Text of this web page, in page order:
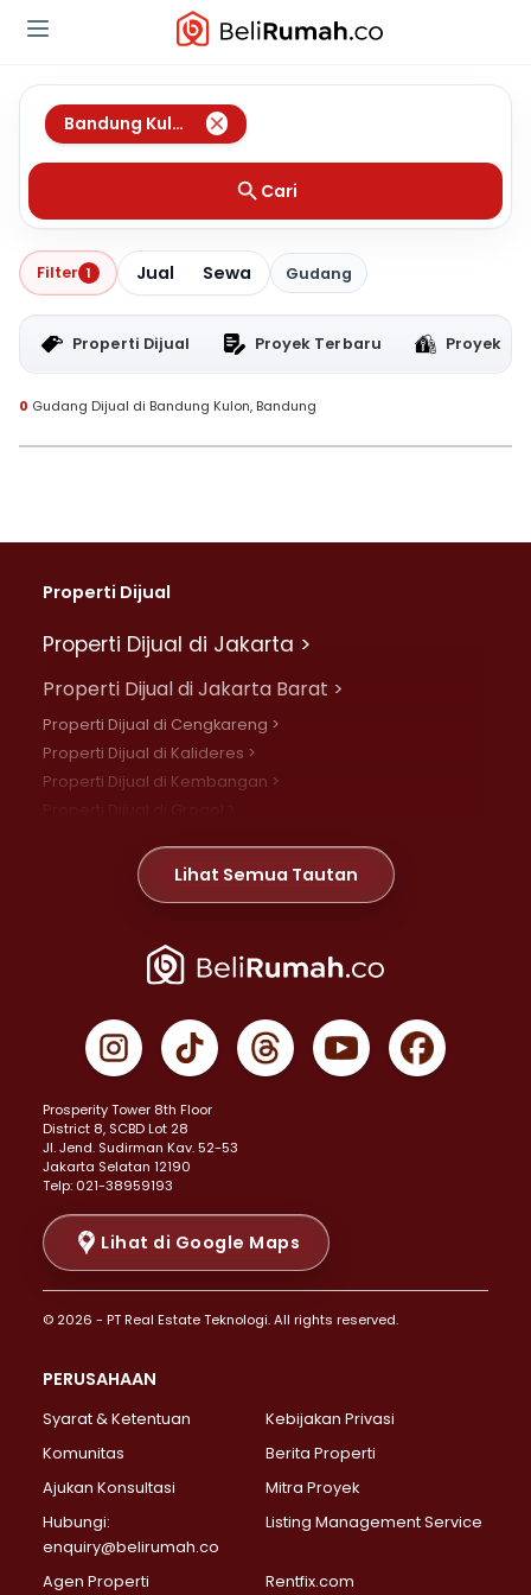
Bandung Kulon Bandung
Cari
Filter 1 Jual Sewa Gudang
Properti Dijual Proyek Terbaru Proyek
0 Gudang Dijual di Bandung Kulon, Bandung
Properti Dijual
Properti Dijual di Jakarta >
Properti Dijual di Jakarta Barat >
Properti Dijual di Cengkareng >
Properti Dijual di Kalideres >
Properti Dijual di Kembangan >
Properti Dijual di Meruya >
Properti Dijual di Jelambar >
Properti Dijual di Jakarta Pusat >
Properti Dijual di Gambir >
Properti Dijual di Johar Baru >
Properti Dijual di Menteng >
Properti Dijual di Senen >
Properti Dijual di Tanah Abang >
Properti Dijual di Cikini >
Properti Dijual di Kramat >
Properti Dijual di Pasar Baru >
Properti Dijual di Bendungan Hilir >
Properti Dijual di Jakarta Selatan >
Properti Dijual di Lebak Bulus >
Properti Dijual di Gandaria Selatan >
Properti Dijual di Pondok Labu >
Properti Dijual di Lenteng Agung >
Properti Dijual di Senayan >
Properti Dijual di Pondok Pinang >
Lihat Semua Tautan
Prosperity Tower 8th Floor
District 8, SCBD Lot 28
JI. Jend. Sudirman Kav. 52-53
Jakarta Selatan 12190
Telp: 021-38959193
Lihat di Google Maps
© 2026 - PT Real Estate Teknologi. All rights reserved.
PERUSAHAAN
Syarat & Ketentuan
Kebijakan Privasi
Komunitas
Berita Properti
Ajukan Konsultasi
Mitra Proyek
Hubungi:
enquiry@belirumah.co
Listing Management Service
Agen Properti Rentfix.com